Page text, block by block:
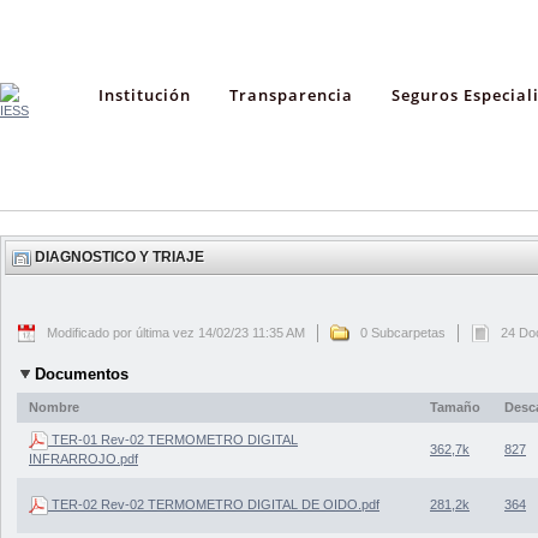
Institución Transparencia Seguros
DIAGNOSTICO Y TRIAJE
Modificado por última vez 14/02/23 11:35 AM 0 Subcarpetas 24
Documentos
Nombre Tamaño
TER-01 Rev-02 TERMOMETRO DIGITAL
INFRARROJO.pdf
362,7k 827
TER-02 Rev-02 TERMOMETRO DIGITAL DE OIDO.pdf 281,2k 364